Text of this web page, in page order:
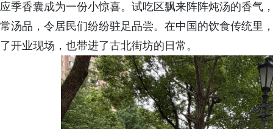
应季香囊成为一份小惊喜。试吃区飘来阵阵炖汤的香气
常汤品，令居民们纷纷驻足品尝。在中国的饮食传统里
了开业现场，也带进了古北街坊的日常。